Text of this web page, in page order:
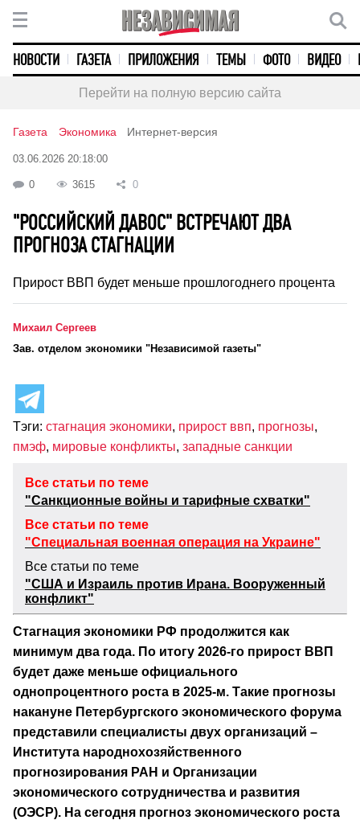
НОВОСТИ ГАЗЕТА ПРИЛОЖЕНИЯ ТЕМЫ ФОТО ВИДЕО
Перейти на полную версию сайта
Газета Экономика Интернет-версия
03.06.2026 20:18:00
0 3615 0
"РОССИЙСКИЙ ДАВОС" ВСТРЕЧАЮТ ДВА
ПРОГНОЗА СТАГНАЦИИ
Прирост ВВП будет меньше прошлогоднего процента
Михаил Сергеев
Зав. отделом экономики "Независимой газеты"
Тэги: стагнация экономики, прирост ввп, прогнозы,
пмэф, мировые конфликты, западные санкции
Все статьи по теме
"Санкционные войны и тарифные схватки"
Все статьи по теме
"Специальная военная операция на Украине"
Все статьи по теме
"США и Израиль против Ирана. Вооруженный
конфликт"
Стагнация экономики РФ продолжится как
минимум два года. По итогу 2026-го прирост ВВП
будет даже меньше официального
однопроцентного роста в 2025-м. Такие прогнозы
накануне Петербургского экономического форума
представили специалисты двух организаций –
Института народнохозяйственного
прогнозирования РАН и Организации
экономического сотрудничества и развития
(ОЭСР). На сегодня прогноз экономического роста